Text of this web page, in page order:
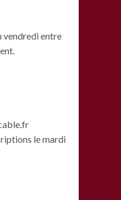
vendredi entre
le mardi